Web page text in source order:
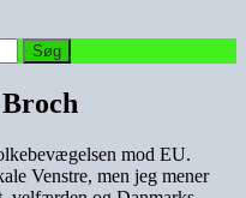
mod EU.
Venstre, men jeg mener